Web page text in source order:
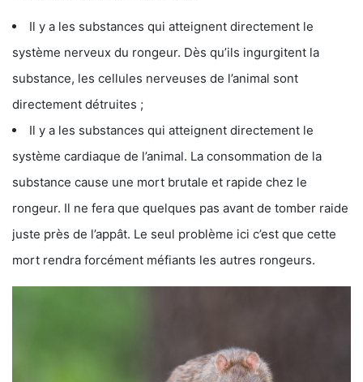
Il y a les substances qui atteignent directement le
système nerveux du rongeur. Dès qu’ils ingurgitent la
substance, les cellules nerveuses de l’animal sont
directement détruites ;
Il y a les substances qui atteignent directement le
système cardiaque de l’animal. La consommation de la
substance cause une mort brutale et rapide chez le
rongeur. Il ne fera que quelques pas avant de tomber raide
juste près de l’appât. Le seul problème ici c’est que cette
mort rendra forcément méfiants les autres rongeurs.